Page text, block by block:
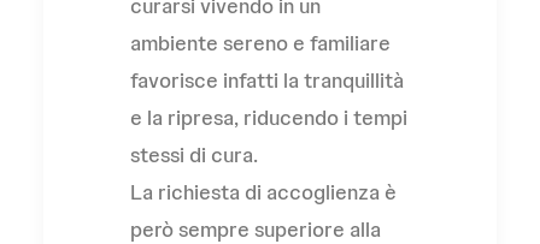
ambiente sereno e familiare
favorisce infatti la tranquillità
e la ripresa, riducendo i tempi
stessi di cura.
La richiesta di accoglienza è
però sempre superiore alla